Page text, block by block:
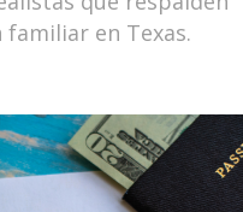
en Texas.